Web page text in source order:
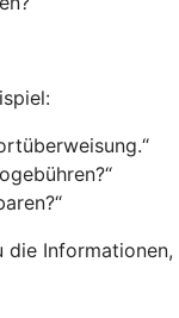
die Informationen,